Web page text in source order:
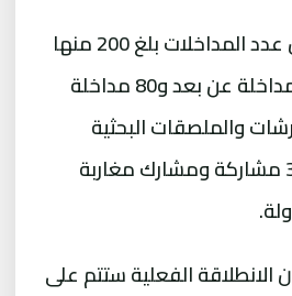
هذا وتجدر الإشارة ان عدد المداخلات بلغ 200 منها
10 محاضرات و 120 مداخلة عن بعد و80 مداخلة
والملصقات البحثية
المبرمجة بمعدل 300 مشاركة ومشارك مغاربة
الفعلية ستتم على